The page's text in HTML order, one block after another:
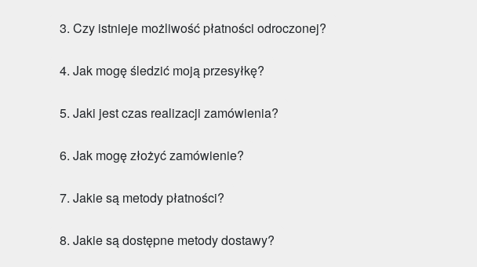
3. Czy istnieje możliwość płatności odroczonej?
4. Jak mogę śledzić moją przesyłkę?
5. Jaki jest czas realizacji zamówienia?
6. Jak mogę złożyć zamówienie?
7. Jakie są metody płatności?
8. Jakie są dostępne metody dostawy?